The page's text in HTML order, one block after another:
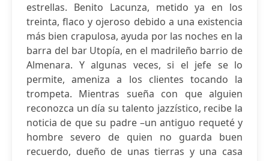
estrellas. Benito Lacunza, metido ya en los
treinta, flaco y ojeroso debido a una existencia
más bien crapulosa, ayuda por las noches en la
barra del bar Utopía, en el madrileño barrio de
Almenara. Y algunas veces, si el jefe se lo
permite, ameniza a los clientes tocando la
trompeta. Mientras sueña con que alguien
reconozca un día su talento jazzístico, recibe la
noticia de que su padre –un antiguo requeté y
hombre severo de quien no guarda buen
recuerdo, dueño de unas tierras y una casa